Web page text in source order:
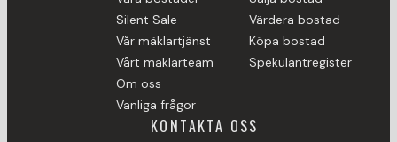
Silent Sale
Vår mäklartjänst
Vårt mäklarteam
Om oss
Vanliga frågor
Värdera bostad
Köpa bostad
Spekulantregister
KONTAKTA OSS